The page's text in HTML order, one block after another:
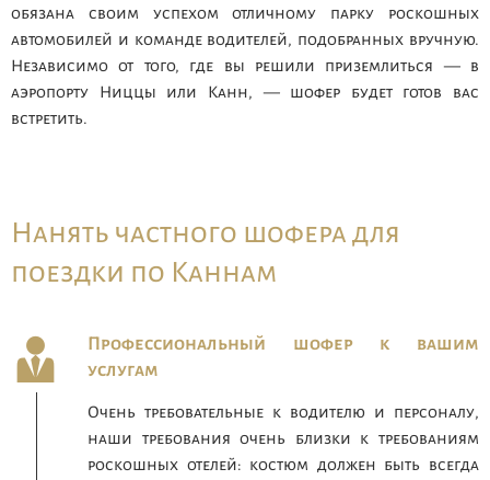
обязана своим успехом отличному парку роскошных
автомобилей и команде водителей, подобранных вручную.
Независимо от того, где вы решили приземлиться — в
аэропорту Ниццы или Канн, — шофер будет готов вас
встретить.
Нанять частного шофера для
поездки по Каннам
Профессиональный шофер к вашим
услугам
Очень требовательные к водителю и персоналу,
наши требования очень близки к требованиям
роскошных отелей: костюм должен быть всегда